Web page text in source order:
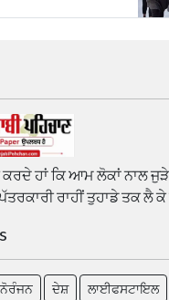
ਹਾਂ ਕਿ ਆਮ ਲੋਕਾਂ ਨਾਲ
ਰਾਹੀਂ ਤੁਹਾਡੇ ਤਕ
ਦੇਸ਼ ਲਾਈਫਸਟਾਇਲ